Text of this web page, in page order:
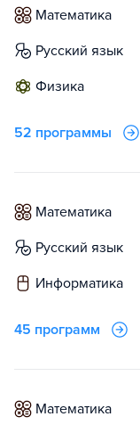
математика
русский язык
физика
52 программы
математика
русский язык
информатика
45 программ
математика